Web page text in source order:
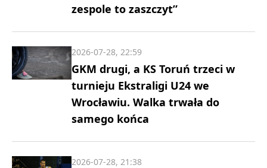
zespole to zaszczyt”
GKM drugi, a KS Toruń trzeci w
turnieju Ekstraligi U24 we
Wrocławiu. Walka trwała do
samego końca
2026-07-28, 22:59
2026-07-28, 21:38